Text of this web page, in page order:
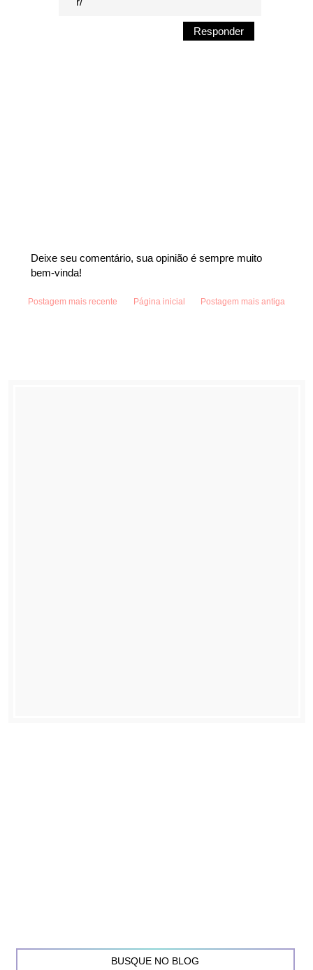
Responder
Deixe seu comentário, sua opinião é sempre muito
bem-vinda!
Postagem mais recente Postagem mais antiga
Página inicial
BUSQUE NO BLOG